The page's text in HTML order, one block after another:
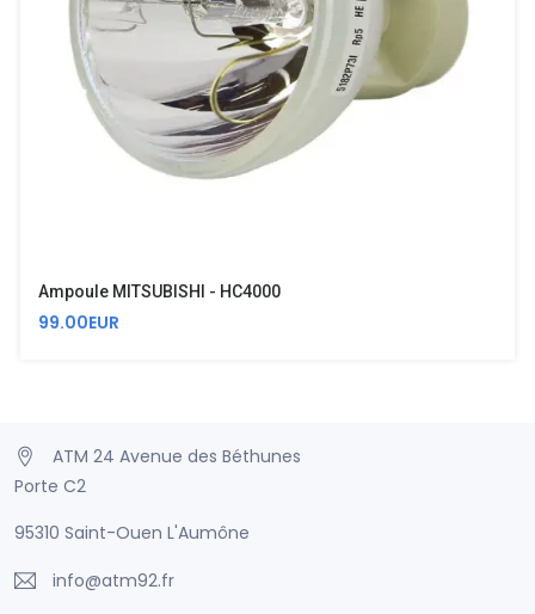
Ampoule MITSUBISHI - HC4000
99.00EUR
ATM 24 Avenue des Béthunes
Porte C2
95310 Saint-Ouen L'Aumône
info@atm92.fr